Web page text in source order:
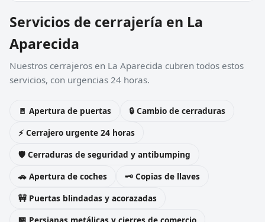
Servicios de cerrajería en La
Aparecida
Nuestros cerrajeros en La Aparecida cubren todos estos
servicios, con urgencias 24 horas.
🚪 Apertura de puertas
🔒 Cambio de cerraduras
⚡ Cerrajero urgente 24 horas
🛡️ Cerraduras de seguridad y antibumping
🚗 Apertura de coches
🗝️ Copias de llaves
🚧 Puertas blindadas y acorazadas